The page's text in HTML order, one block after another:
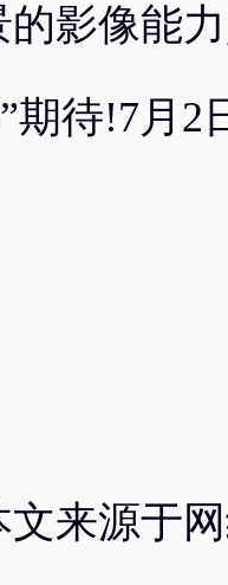
影像能
期待!7月2
来源于